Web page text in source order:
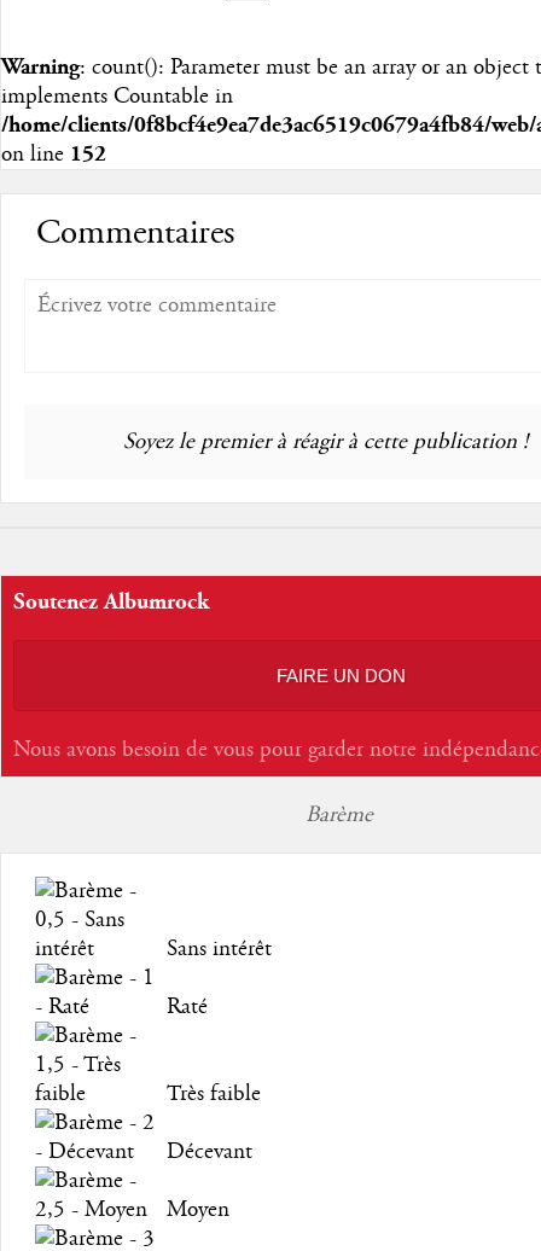
Warning: count(): Parameter must be an array or an object
implements Countable in
/home/clients/0f8bcf4e9ea7de3ac6519c0679a4fb84/
on line 152
Commentaires
Soyez le premier à réagir à cette publication !
Soutenez Albumrock
FAIRE UN DON
Nous avons besoin de vous pour garder notre
Barème
Sans intérêt
Raté
Très faible
Décevant
Moyen